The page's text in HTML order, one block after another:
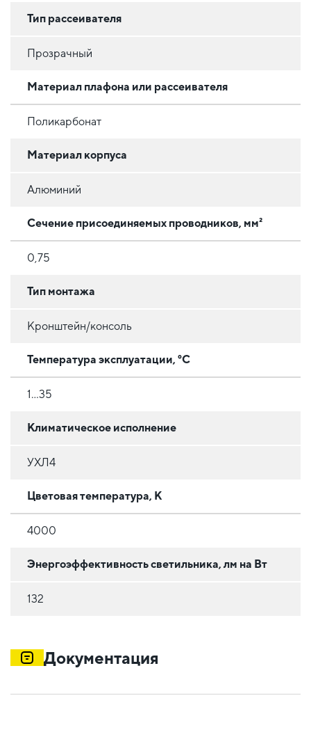
Тип рассеивателя
Прозрачный
Материал плафона или рассеивателя
Поликарбонат
Материал корпуса
Алюминий
Сечение присоединяемых проводников, мм²
0,75
Тип монтажа
Кронштейн/консоль
Температура эксплуатации, °C
1...35
Климатическое исполнение
УХЛ4
Цветовая температура, К
4000
Энергоэффективность светильника, лм на Вт
132
Документация